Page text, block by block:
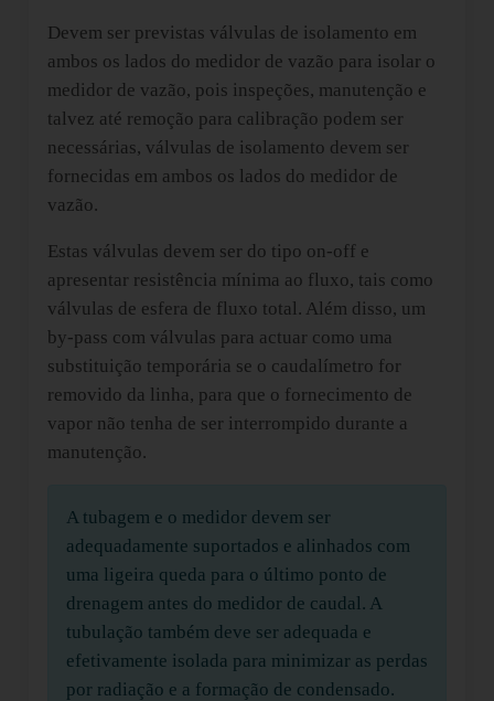
Devem ser previstas válvulas de isolamento em
ambos os lados do medidor de vazão para isolar o
medidor de vazão, pois inspeções, manutenção e
talvez até remoção para calibração podem ser
necessárias, válvulas de isolamento devem ser
fornecidas em ambos os lados do medidor de
vazão.
Estas válvulas devem ser do tipo on-off e
apresentar resistência mínima ao fluxo, tais como
válvulas de esfera de fluxo total. Além disso, um
by-pass com válvulas para actuar como uma
substituição temporária se o caudalímetro for
removido da linha, para que o fornecimento de
vapor não tenha de ser interrompido durante a
manutenção.
A tubagem e o medidor devem ser
adequadamente suportados e alinhados com
uma ligeira queda para o último ponto de
drenagem antes do medidor de caudal. A
tubulação também deve ser adequada e
efetivamente isolada para minimizar as perdas
por radiação e a formação de condensado.